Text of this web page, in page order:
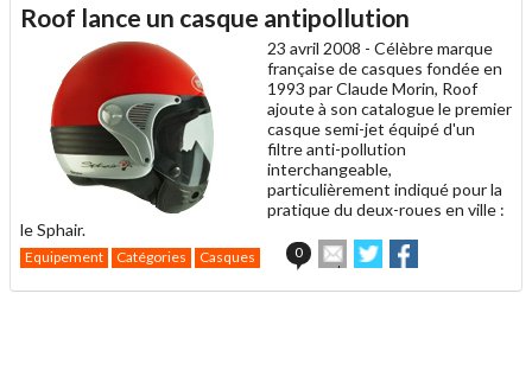
à
un
ami
Roof lance un casque antipollution
23 avril 2008 - Célèbre marque
française de casques fondée en
1993 par Claude Morin, Roof
ajoute à son catalogue le premier
casque semi-jet équipé d'un
filtre anti-pollution
interchangeable,
particulièrement indiqué pour la
pratique du deux-roues en ville :
le Sphair.
Equipement Catégories Casques 0
Envoyer
cet
article
Partager
sur
Twitter
sur
Facebook